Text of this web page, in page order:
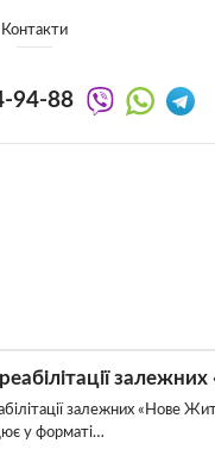
Контакти
94-88
залежних «Нове
у форматі…